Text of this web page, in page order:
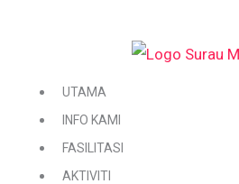
UTAMA
INFO KAMI
FASILITASI
AKTIVITI